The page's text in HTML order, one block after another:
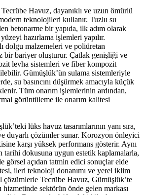
Tecrübe Havuz, dayanıklı ve uzun ömürlü
teknolojileri kullanır. Tuzlu su
betonarme bir yapıda, ilk adım olarak
hazırlama işlemleri yapılır.
dolgu malzemeleri ve poliüretan
bir bariyer oluşturur. Çatlak genişliği ve
levha sistemleri ve fiber kompozit
Gümüşlük’ün sulama sistemleriyle
su basıncını düşürmek amacıyla küçük
Tüm onarım işlemlerinin ardından,
görüntüleme ile onarım kalitesi
lüks havuz tasarımlarının yanı sıra,
duyarlı çözümler sunar. Korozyon önleyici
karşı yüksek performans gösterir. Aynı
tarihi dokusuna uygun estetik kaplamalarla,
görsel açıdan tatmin edici sonuçlar elde
ileri teknoloji donanımı ve yerel iklim
çözümlerle Tecrübe Havuz, Gümüşlük’te
hizmetinde sektörün önde gelen markası